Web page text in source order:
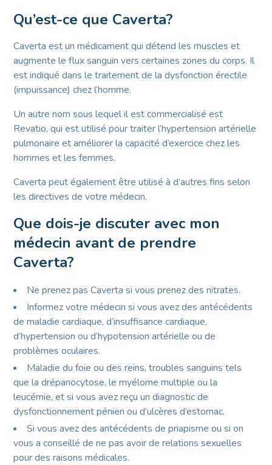
Qu’est-ce que Caverta?
Caverta est un médicament qui détend les muscles et
augmente le flux sanguin vers certaines zones du corps. Il
est indiqué dans le traitement de la dysfonction érectile
(impuissance) chez l’homme.
Un autre nom sous lequel il est commercialisé est
Revatio, qui est utilisé pour traiter l’hypertension artérielle
pulmonaire et améliorer la capacité d’exercice chez les
hommes et les femmes.
Caverta peut également être utilisé à d’autres fins selon
les directives de votre médecin.
Que dois-je discuter avec mon
médecin avant de prendre
Caverta?
Ne prenez pas Caverta si vous prenez des nitrates.
Informez votre médecin si vous avez des antécédents
de maladie cardiaque, d’insuffisance cardiaque,
d’hypertension ou d’hypotension artérielle ou de
problèmes oculaires.
Maladie du foie ou des reins, troubles sanguins tels
que la drépanocytose, le myélome multiple ou la
leucémie, et si vous avez reçu un diagnostic de
dysfonctionnement pénien ou d’ulcères d’estomac.
Si vous avez des antécédents de priapisme ou si on
vous a conseillé de ne pas avoir de relations sexuelles
pour des raisons médicales.